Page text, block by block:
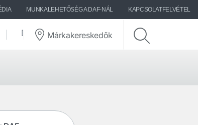
MUNKALEHETŐSÉG A DAF-NÁL KAPCSOLATFELVÉTEL
DAF-történetek
Márkakereskedők